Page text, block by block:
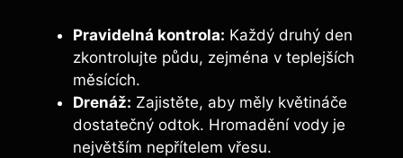
Pravidelná kontrola: Každý druhý den
zkontrolujte půdu, zejména v teplejších
měsících.
Drenáž: Zajistěte, aby měly květináče
dostatečný odtok. Hromadění vody je
největším nepřítelem vřesu.